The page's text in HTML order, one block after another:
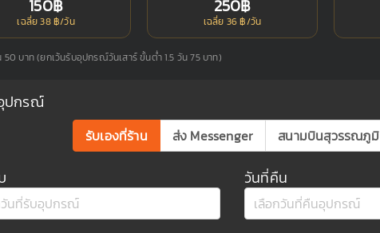
150฿
เฉลี่ย 38 ฿/วัน
250฿
เฉลี่ย 36 ฿/วัน
50 บาท (ยกเว้นรับอุปกรณ์วันเสาร์ ขั้นต่ำ 1.5 วัน 75 บาท)
ปกรณ์
รับเองที่ร้าน ส่ง Messenger สนามบินสุวรรณภูมิ
วันที่คืน